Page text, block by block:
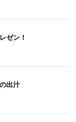
ゼン！
出汁